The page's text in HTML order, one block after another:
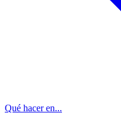
Qué hacer en...